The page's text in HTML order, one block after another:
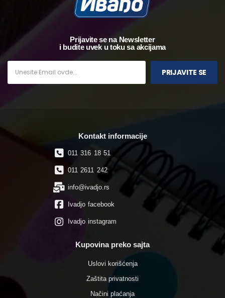
Prijavite se na Newsletter
i budite uvek u toku sa akcijama
PRIJAVITE SE
Kontakt informacije
011 316 18 51
011 2611 242
info@ivadjo.rs
Ivadjo facebook
Ivadjo instagram
Kupovina preko sajta
Uslovi korišćenja
Zaštita privatnosti
Načini plaćanja